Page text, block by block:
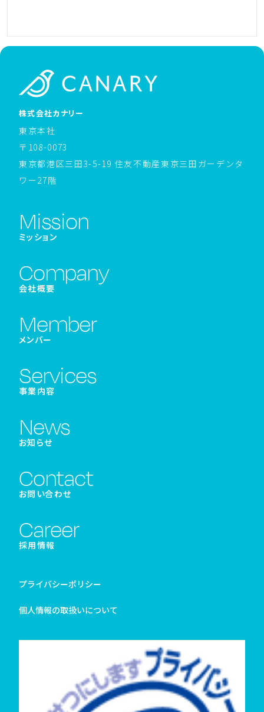
株式会社カナリー
東京本社
〒108-0073
東京都港区三田3-5-19 住友不動産東京三田ガーデンタ
ワー27階
Mission
ミッション
Company
会社概要
Member
メンバー
Services
事業内容
News
お知らせ
Contact
お問い合わせ
Career
採用情報
プライバシーポリシー
個人情報の取扱いについて